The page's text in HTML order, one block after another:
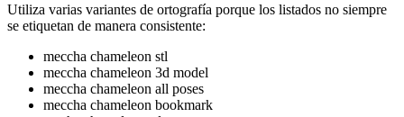
Utiliza varias variantes de ortografía porque los listados no siempre
se etiquetan de manera consistente:
meccha chameleon stl
meccha chameleon 3d model
meccha chameleon all poses
meccha chameleon bookmark